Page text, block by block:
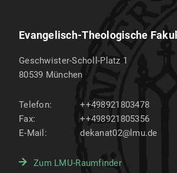
Evangelisch-Theologische
Geschwister-Scholl-Platz 1
80539 München
Telefon:
++498921803478
Fax:
++498921805356
E-Mail:
dekanat02@lmu.de
Zum LMU-Raumfinder